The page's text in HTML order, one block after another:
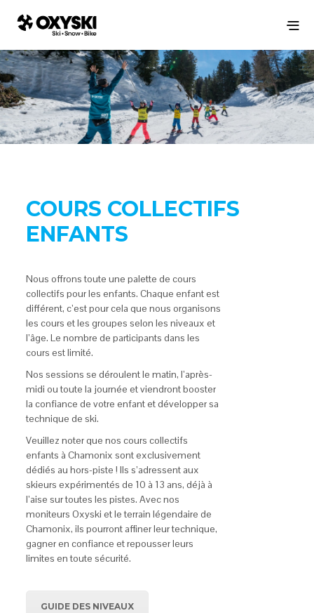
COURS COLLECTIFS
ENFANTS
Nous offrons toute une palette de cours
collectifs pour les enfants. Chaque enfant est
différent, c’est pour cela que nous organisons
les cours et les groupes selon les niveaux et
l’âge. Le nombre de participants dans les
cours est limité.
Nos sessions se déroulent le matin, l’après-
midi ou toute la journée et viendront booster
la confiance de votre enfant et développer sa
technique de ski.
Veuillez noter que nos cours collectifs
enfants à Chamonix sont exclusivement
dédiés au hors-piste ! Ils s’adressent aux
skieurs expérimentés de 10 à 13 ans, déjà à
l’aise sur toutes les pistes. Avec nos
moniteurs Oxyski et le terrain légendaire de
Chamonix, ils pourront affiner leur technique,
gagner en confiance et repousser leurs
limites en toute sécurité.
GUIDE DES NIVEAUX